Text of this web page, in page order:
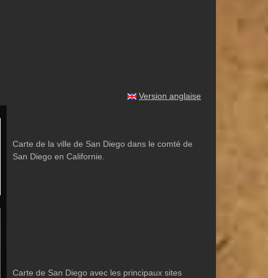
Version anglaise
Carte de la ville de San Diego dans le comté de
San Diego en Californie.
Carte de San Diego avec les principaux sites